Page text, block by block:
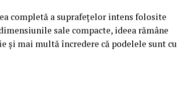
completă a suprafețelor intens folosite
sale compacte, ideea rămâne
și mai multă încredere că podelele sunt cu